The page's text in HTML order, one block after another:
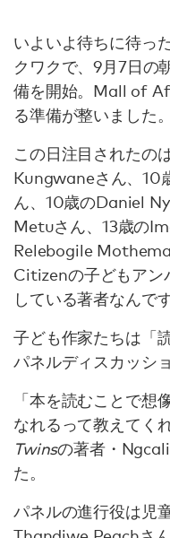
いよいよ待ちに待っ
クワクで、9月7日
備を開始。Mall of
る準備が整いました。
この日注目されたの
Kungwaneさん、10
ん、10歳のDaniel
Metuさん、13歳の
Relebogile
Citizenの子どもアン
している著者なんです
子ども作家たちは「
パネルディスカッシ
「本を読むことで想
なれるって教えてく
Twinsの著者・
た。
パネルの進行役は児